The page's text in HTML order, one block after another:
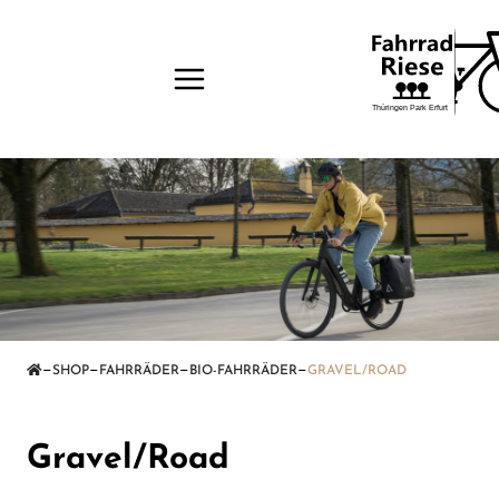
—SHOP— FAHRRÄDER— BIO-FAHRRÄDER—GRAVEL/ROAD
Gravel/Road